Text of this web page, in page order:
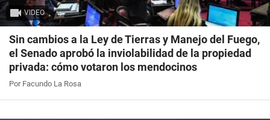
VIDEO
Sin cambios a la Ley de Tierras y Manejo del Fuego,
el Senado aprobó la inviolabilidad de la propiedad
privada: cómo votaron los mendocinos
Por Facundo La Rosa